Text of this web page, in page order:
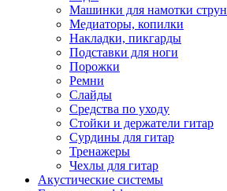
Машинки для намотки струн
Медиаторы, копилки
Накладки, пикгарды
Подставки для ноги
Порожки
Ремни
Слайды
Средства по уходу
Стойки и держатели гитар
Сурдины для гитар
Тренажеры
Чехлы для гитар
Акустические системы